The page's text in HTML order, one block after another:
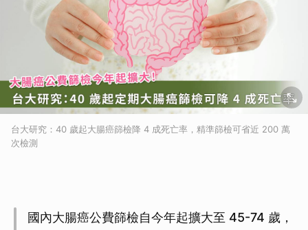
台大研究：40 歲起大腸癌篩檢降 4 成死亡率，精準篩檢可省近 200 萬
次檢測
國內大腸癌公費篩檢自今年起擴大至 45-74 歲，